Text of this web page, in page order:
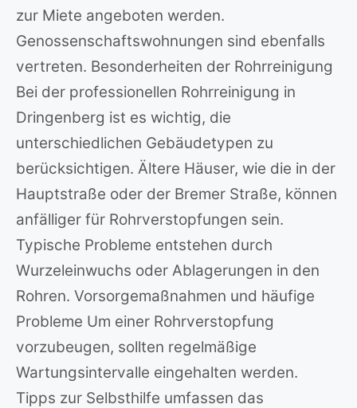
zur Miete angeboten werden.
Genossenschaftswohnungen sind ebenfalls
vertreten. Besonderheiten der Rohrreinigung
Bei der professionellen Rohrreinigung in
Dringenberg ist es wichtig, die
unterschiedlichen Gebäudetypen zu
berücksichtigen. Ältere Häuser, wie die in der
Hauptstraße oder der Bremer Straße, können
anfälliger für Rohrverstopfungen sein.
Typische Probleme entstehen durch
Wurzeleinwuchs oder Ablagerungen in den
Rohren. Vorsorgemaßnahmen und häufige
Probleme Um einer Rohrverstopfung
vorzubeugen, sollten regelmäßige
Wartungsintervalle eingehalten werden.
Tipps zur Selbsthilfe umfassen das